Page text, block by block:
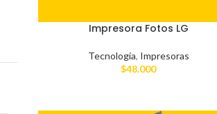
Impresora Fotos LG
Tecnología, Impresoras
$48.000